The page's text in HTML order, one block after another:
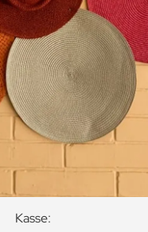
Kasse: